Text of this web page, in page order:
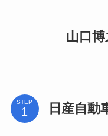
山口
STEP 日産自